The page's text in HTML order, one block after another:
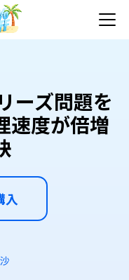
ーズ問題を
速度が倍増
入